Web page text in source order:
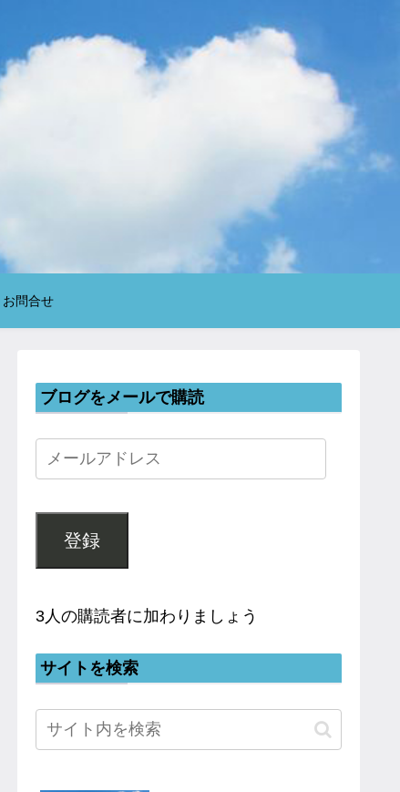
お問合せ
ブログをメールで購読
登録
3人の購読者に加わりましょう
サイトを検索